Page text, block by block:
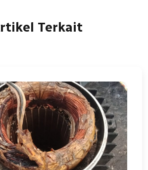
Terkait